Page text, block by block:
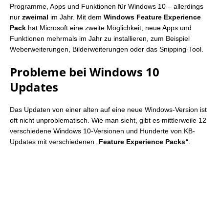
Programme, Apps und Funktionen für Windows 10 – allerdings
nur zweimal im Jahr. Mit dem Windows Feature Experience
Pack hat Microsoft eine zweite Möglichkeit, neue Apps und
Funktionen mehrmals im Jahr zu installieren, zum Beispiel
Weberweiterungen, Bilderweiterungen oder das Snipping-Tool.
Probleme bei Windows 10
Updates
Das Updaten von einer alten auf eine neue Windows-Version ist
oft nicht unproblematisch. Wie man sieht, gibt es mittlerweile 12
verschiedene Windows 10-Versionen und Hunderte von KB-
Updates mit verschiedenen „ Feature Experience Packs“